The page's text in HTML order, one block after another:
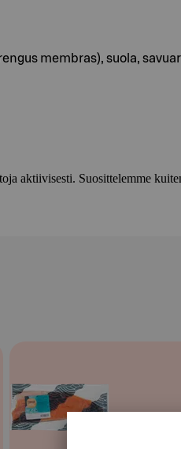
membras), suola,
aktiivisesti. Suosittelemme